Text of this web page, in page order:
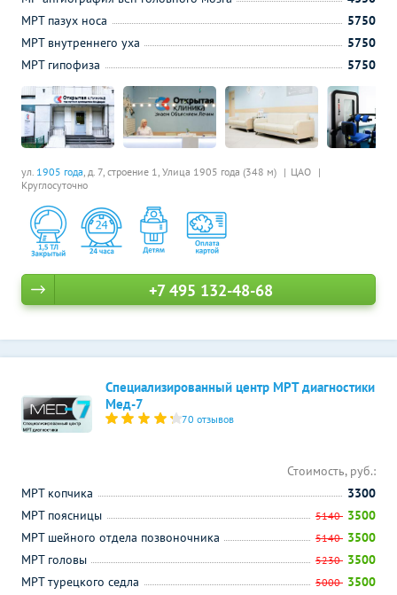
ул. 1905 года, д. 7, строение 1, Улица 1905 года (348 м)
ЦАО
Круглосуточно
МРТ пазух носа
5750
МРТ внутреннего уха
5750
МРТ гипофиза
5750
+7 495 132-48-68
Специализированный центр МРТ диагностики
Мед-7
70 отзывов
Стоимость, руб.:
МРТ копчика
3300
МРТ поясницы
5140 3500
МРТ шейного отдела позвоночника
5140 3500
МРТ головы
5230 3500
МРТ турецкого седла
5000 3500